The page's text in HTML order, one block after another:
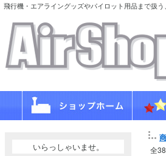
飛行機・エアライングッズやパイロット用品まで扱う
いらっしゃいませ。 全